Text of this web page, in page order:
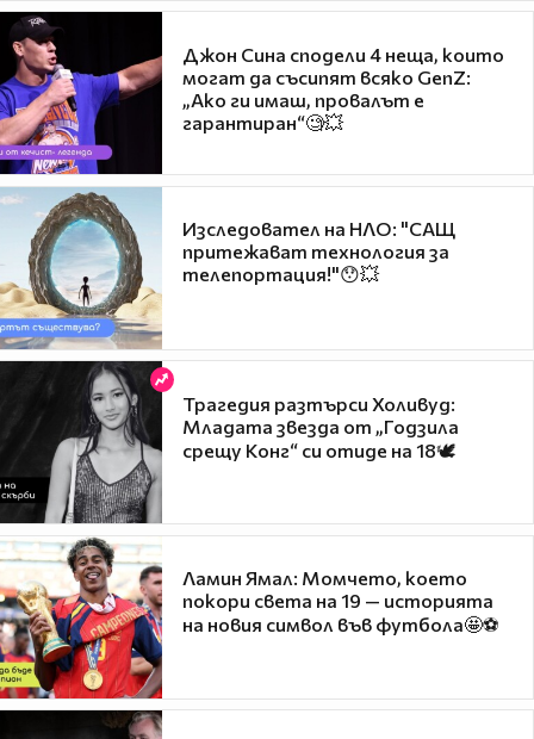
Джон Сина сподели 4 неща, които
могат да съсипят всяко GenZ:
„Ако ги имаш, провалът е
гарантиран“🧐💥
Изследовател на НЛО: "САЩ
притежават технология за
телепортация!"😯💥
Трагедия разтърси Холивуд:
Младата звезда от „Годзила
срещу Конг“ си отиде на 18🕊️
Ламин Ямал: Момчето, което
покори света на 19 — историята
на новия символ във футбола🤩⚽